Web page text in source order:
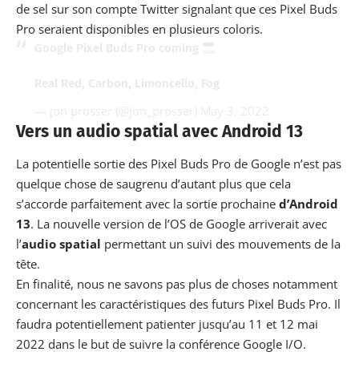
de sel sur son compte Twitter signalant que ces Pixel Buds
Pro seraient disponibles en plusieurs coloris.
Vers un audio spatial avec Android 13
La potentielle sortie des Pixel Buds Pro de Google n’est pas
quelque chose de saugrenu d’autant plus que cela
s’accorde parfaitement avec la sortie prochaine d’Android
13. La nouvelle version de l’OS de Google arriverait avec
l’audio spatial permettant un suivi des mouvements de la
tête.
En finalité, nous ne savons pas plus de choses notamment
concernant les caractéristiques des futurs Pixel Buds Pro. Il
faudra potentiellement patienter jusqu’au 11 et 12 mai
2022 dans le but de suivre la conférence Google I/O.